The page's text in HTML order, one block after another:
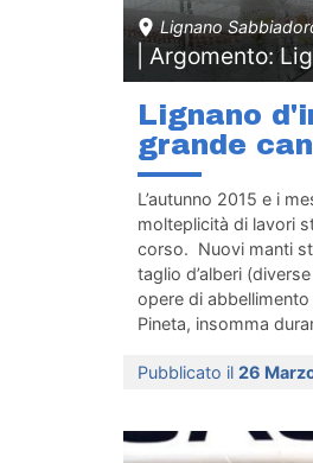
Lignano
| Argomento:
Lignano
grande
L’autunno 2015 e i
molteplicità di lavori
corso. Nuovi manti
taglio d’alberi
opere di
Pineta, insomma
Pubblicato il 26